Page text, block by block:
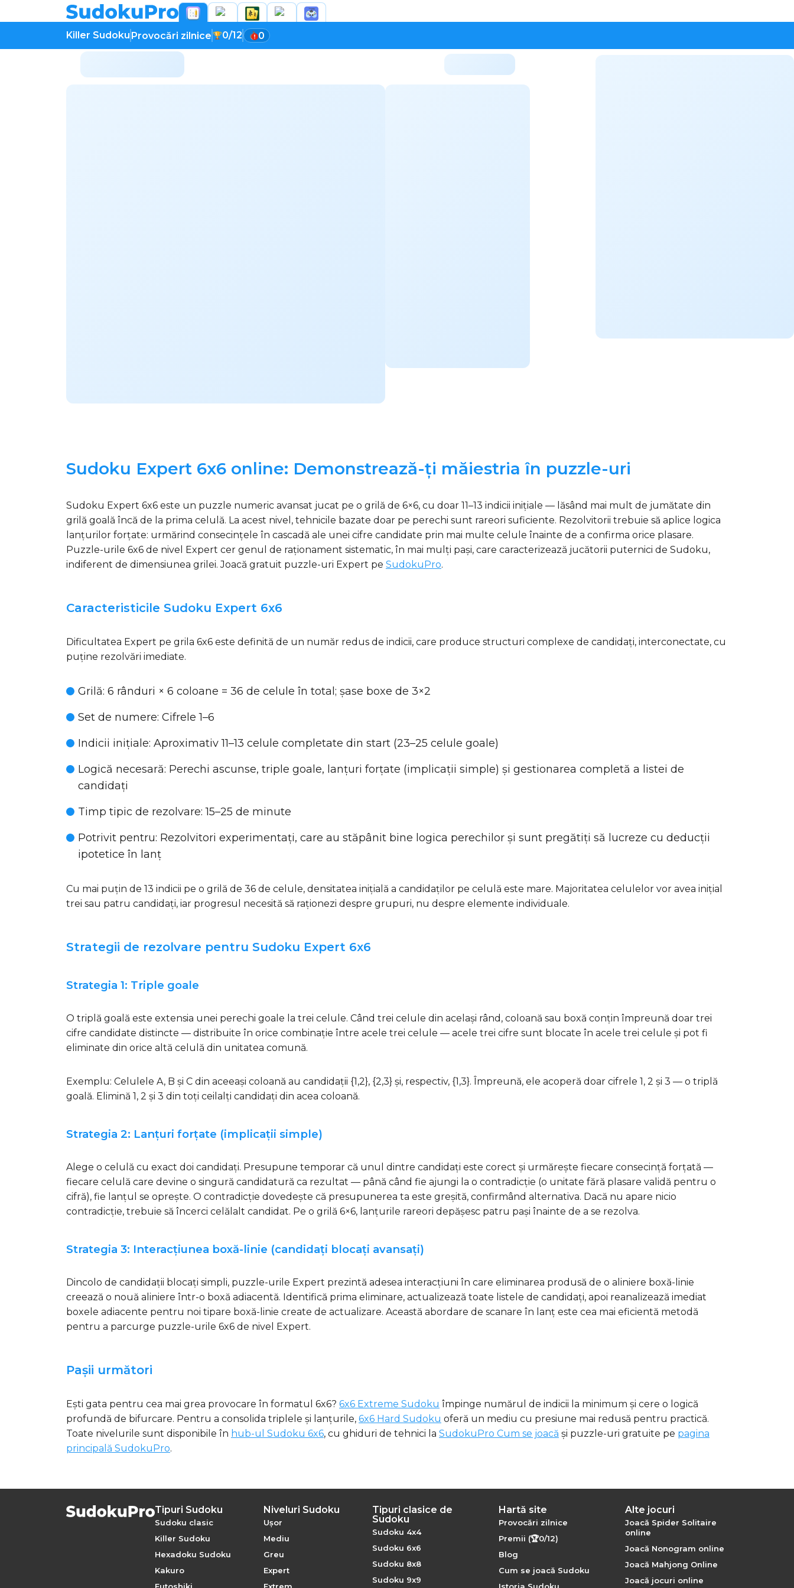
Killer Sudoku Provocări zilnice 0/12 0
Sudoku Expert 6x6 online: Demonstrează-ți măiestria în puzzle-uri
Sudoku Expert 6x6 este un puzzle numeric avansat jucat pe o grilă de 6×6, cu doar 11–13 indicii inițiale — lăsând mai mult de jumătate din
grilă goală încă de la prima celulă. La acest nivel, tehnicile bazate doar pe perechi sunt rareori suficiente. Rezolvitorii trebuie să aplice logica
lanțurilor forțate: urmărind consecințele în cascadă ale unei cifre candidate prin mai multe celule înainte de a confirma orice plasare.
Puzzle-urile 6x6 de nivel Expert cer genul de raționament sistematic, în mai mulți pași, care caracterizează jucătorii puternici de Sudoku,
indiferent de dimensiunea grilei. Joacă gratuit puzzle-uri Expert pe SudokuPro.
Caracteristicile Sudoku Expert 6x6
Dificultatea Expert pe grila 6x6 este definită de un număr redus de indicii, care produce structuri complexe de candidați, interconectate, cu
puține rezolvări imediate.
Grilă: 6 rânduri × 6 coloane = 36 de celule în total; șase boxe de 3×2
Set de numere: Cifrele 1–6
Indicii inițiale: Aproximativ 11–13 celule completate din start (23–25 celule goale)
Logică necesară: Perechi ascunse, triple goale, lanțuri forțate (implicații simple) și gestionarea completă a listei de
candidați
Timp tipic de rezolvare: 15–25 de minute
Potrivit pentru: Rezolvitori experimentați, care au stăpânit bine logica perechilor și sunt pregătiți să lucreze cu deducții
ipotetice în lanț
Cu mai puțin de 13 indicii pe o grilă de 36 de celule, densitatea inițială a candidaților pe celulă este mare. Majoritatea celulelor vor avea inițial
trei sau patru candidați, iar progresul necesită să raționezi despre grupuri, nu despre elemente individuale.
Strategii de rezolvare pentru Sudoku Expert 6x6
Strategia 1: Triple goale
O triplă goală este extensia unei perechi goale la trei celule. Când trei celule din același rând, coloană sau boxă conțin împreună doar trei
cifre candidate distincte — distribuite în orice combinație între acele trei celule — acele trei cifre sunt blocate în acele trei celule și pot fi
eliminate din orice altă celulă din unitatea comună.
Exemplu: Celulele A, B și C din aceeași coloană au candidații {1,2}, {2,3} și, respectiv, {1,3}. Împreună, ele acoperă doar cifrele 1, 2 și 3 — o triplă
goală. Elimină 1, 2 și 3 din toți ceilalți candidați din acea coloană.
Strategia 2: Lanțuri forțate (implicații simple)
Alege o celulă cu exact doi candidați. Presupune temporar că unul dintre candidați este corect și urmărește fiecare consecință forțată —
fiecare celulă care devine o singură candidatură ca rezultat — până când fie ajungi la o contradicție (o unitate fără plasare validă pentru o
cifră), fie lanțul se oprește. O contradicție dovedește că presupunerea ta este greșită, confirmând alternativa. Dacă nu apare nicio
contradicție, trebuie să încerci celălalt candidat. Pe o grilă 6×6, lanțurile rareori depășesc patru pași înainte de a se rezolva.
Strategia 3: Interacțiunea boxă-linie (candidați blocați avansați)
Dincolo de candidații blocați simpli, puzzle-urile Expert prezintă adesea interacțiuni în care eliminarea produsă de o aliniere boxă-linie
creează o nouă aliniere într-o boxă adiacentă. Identifică prima eliminare, actualizează toate listele de candidați, apoi reanalizează imediat
boxele adiacente pentru noi tipare boxă-linie create de actualizare. Această abordare de scanare în lanț este cea mai eficientă metodă
pentru a parcurge puzzle-urile 6x6 de nivel Expert.
Pașii următori
Ești gata pentru cea mai grea provocare în formatul 6x6? 6x6 Extreme Sudoku împinge numărul de indicii la minimum și cere o logică
profundă de bifurcare. Pentru a consolida triplele și lanțurile, 6x6 Hard Sudoku oferă un mediu cu presiune mai redusă pentru practică.
Toate nivelurile sunt disponibile în hub-ul Sudoku 6x6, cu ghiduri de tehnici la SudokuPro Cum se joacă și puzzle-uri gratuite pe pagina
principală SudokuPro.
Tipuri Sudoku
Sudoku clasic
Killer Sudoku
Hexadoku Sudoku
Kakuro
Niveluri Sudoku
Ușor
Mediu
Greu
Expert
Tipuri clasice de
Sudoku
Sudoku 4x4
Sudoku 6x6
Sudoku 8x8
Sudoku 9x9
Hartă site
Provocări zilnice
Premii (🏆0/12)
Blog
Cum se joacă Sudoku
Alte jocuri
Joacă Spider Solitaire
online
Joacă Nonogram online
Joacă Mahjong Online
Joacă jocuri online